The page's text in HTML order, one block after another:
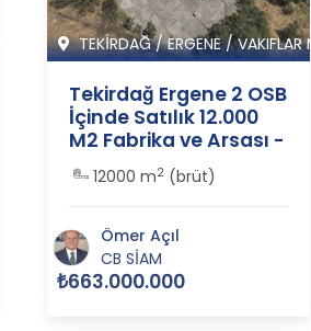
TEKİRDAĞ/ERGENE/VAKIFLAR M
Tekirdağ Ergene 2 OSB
İçinde Satılık 12.000
M2 Fabrika ve Arsası -
364485
12000 m2 (brüt)
Ömer Açıl
CB SİAM
₺663.000.000